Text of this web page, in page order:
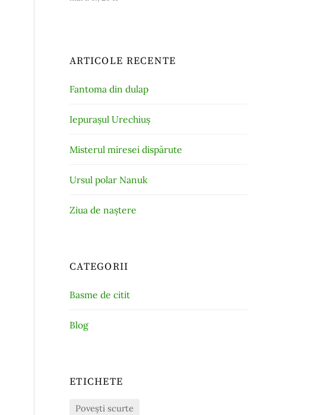
ARTICOLE RECENTE
Fantoma din dulap
Iepurașul Urechiuș
Misterul miresei dispărute
Ursul polar Nanuk
Ziua de naștere
CATEGORII
Basme de citit
Blog
ETICHETE
Povești scurte